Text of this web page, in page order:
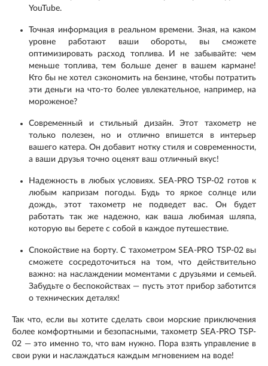
YouTube.
Точная информация в реальном времени. Зная, на каком
уровне работают ваши обороты, вы сможете
оптимизировать расход топлива. И не забывайте: чем
меньше топлива, тем больше денег в вашем кармане!
Кто бы не хотел сэкономить на бензине, чтобы потратить
эти деньги на что-то более увлекательное, например, на
мороженое?
Современный и стильный дизайн. Этот тахометр не
только полезен, но и отлично впишется в интерьер
вашего катера. Он добавит нотку стиля и современности,
а ваши друзья точно оценят ваш отличный вкус!
Надежность в любых условиях. SEA-PRO TSP-02 готов к
любым капризам погоды. Будь то яркое солнце или
дождь, этот тахометр не подведет вас. Он будет
работать так же надежно, как ваша любимая шляпа,
которую вы берете с собой в каждое путешествие.
Спокойствие на борту. С тахометром SEA-PRO TSP-02 вы
сможете сосредоточиться на том, что действительно
важно: на наслаждении моментами с друзьями и семьей.
Забудьте о беспокойствах — пусть этот прибор заботится
о технических деталях!
Так что, если вы хотите сделать свои морские приключения
более комфортными и безопасными, тахометр SEA-PRO TSP-
02 — это именно то, что вам нужно. Пора взять управление в
свои руки и наслаждаться каждым мгновением на воде!